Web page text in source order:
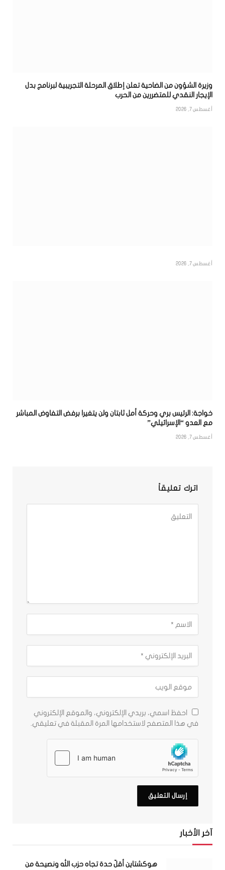
وزيرة الشؤون من الضاحية تعلن إطلاق المرحلة التجريبية لبرنامج بدل
الإيجار النقدي للمتضررين من الحرب
أغسطس 7, 2026
أغسطس 7, 2026
خواجة: الرئيس بري وحركة أمل ثابتان ولن يتغيرا برفض التفاوض المباشر
مع العدو “الإسرائيلي”
أغسطس 7, 2026
اترك تعليقاً
احفظ اسمي، بريدي الإلكتروني، والموقع الإلكتروني
في هذا المتصفح لاستخدامها المرة المقبلة في تعليقي.
آخر الأخبار
هوكشتاين أقلّ حدة تجاه حزب الله ونصيحة من